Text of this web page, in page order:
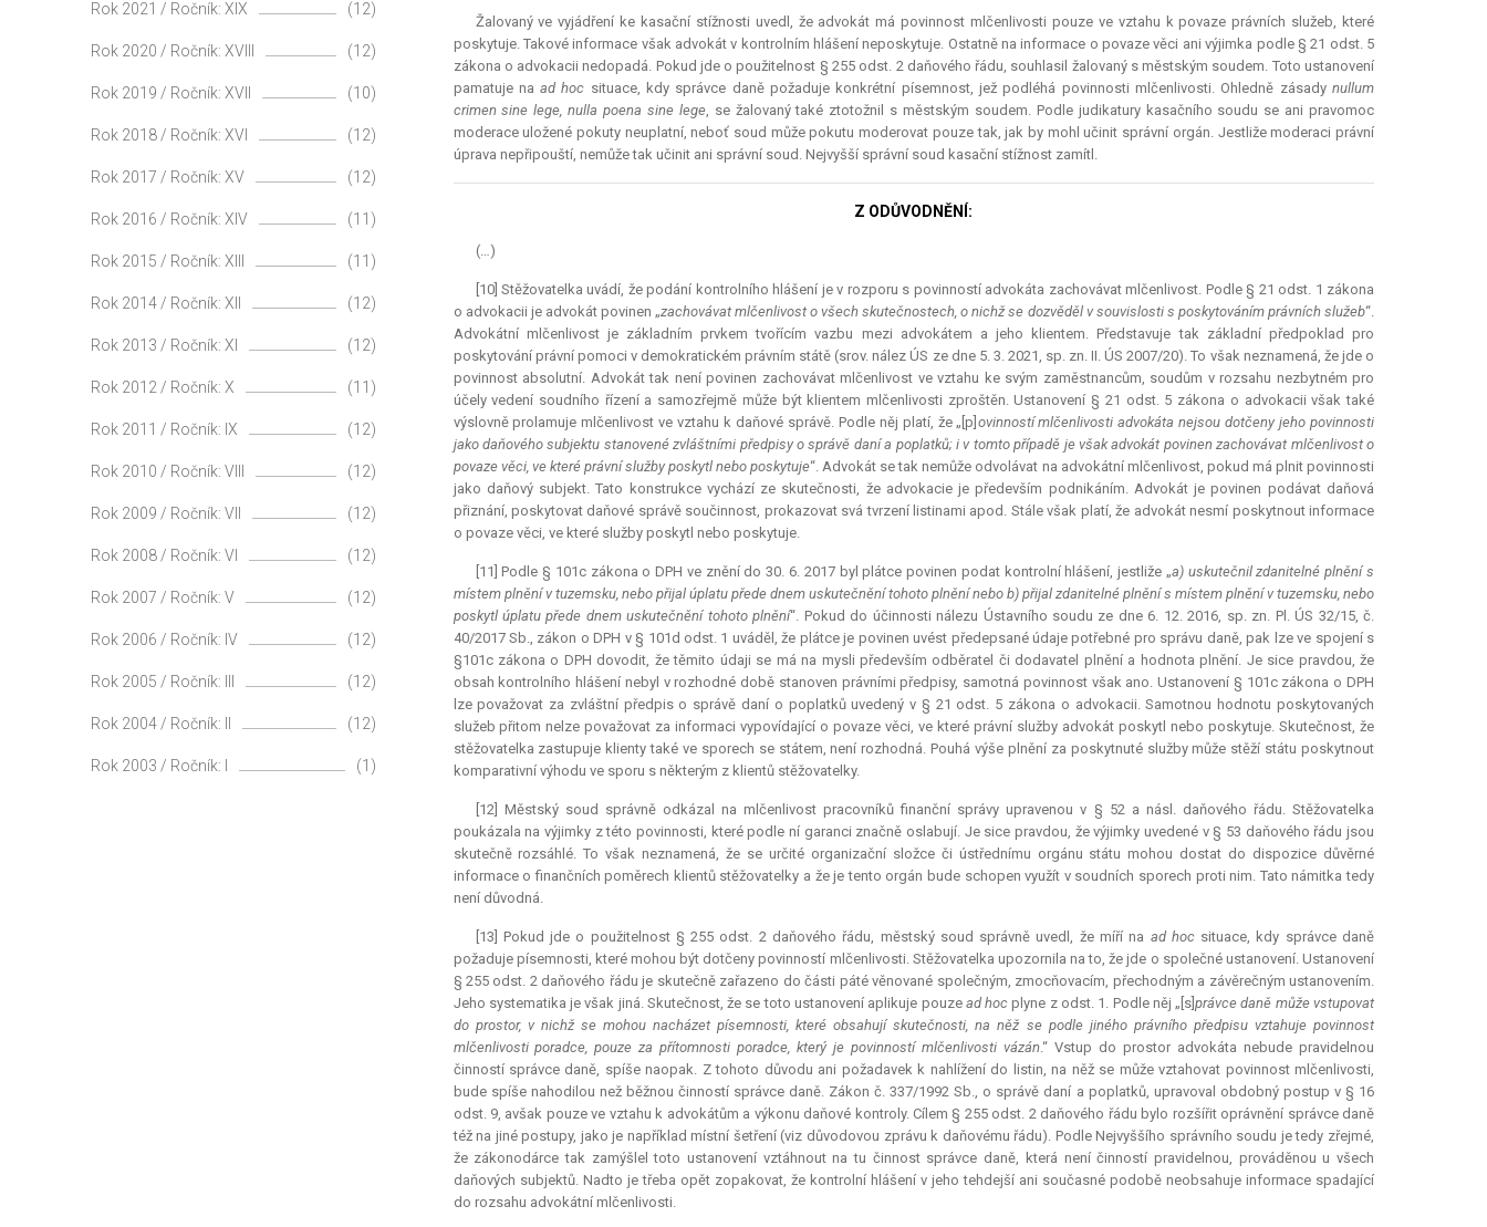
Žalovaný ve vyjádření ke kasační stížnosti uvedl, že advokát má povinnost mlčenlivosti pouze ve vztahu k povaze právních služeb, které
poskytuje. Takové informace však advokát v kontrolním hlášení neposkytuje. Ostatně na informace o povaze věci ani výjimka podle § 21 odst. 5
zákona o advokacii nedopadá. Pokud jde o použitelnost § 255 odst. 2 daňového řádu, souhlasil žalovaný s městským soudem. Toto ustanovení
pamatuje naad hoc situace, kdy správce daně požaduje konkrétní písemnost, jež podléhá povinnosti mlčenlivosti. Ohledně zásadynullum
crimen sine lege,nulla poena sine lege, se žalovaný také ztotožnil s městským soudem. Podle judikatury kasačního soudu se ani pravomoc
moderace uložené pokuty neuplatní, neboť soud může pokutu moderovat pouze tak, jak by mohl učinit správní orgán. Jestliže moderaci právní
úprava nepřipouští, nemůže tak učinit ani správní soud. Nejvyšší správní soud kasační stížnost zamítl.
Z ODŮVODNĚNÍ:
(…)
[10] Stěžovatelka uvádí, že podání kontrolního hlášení je v rozporu s povinností advokáta zachovávat mlčenlivost. Podle § 21 odst. 1 zákona
o advokacii je advokát povinen „zachovávat mlčenlivost o všech skutečnostech, o nichž se dozvěděl v souvislosti s poskytováním právních služeb“.
Advokátní mlčenlivost je základním prvkem tvořícím vazbu mezi advokátem a jeho klientem. Představuje tak základní předpoklad pro
poskytování právní pomoci v demokratickém právním státě (srov. nález ÚS ze dne 5. 3. 2021, sp. zn. II. ÚS 2007/20). To však neznamená, že jde o
povinnost absolutní. Advokát tak není povinen zachovávat mlčenlivost ve vztahu ke svým zaměstnancům, soudům v rozsahu nezbytném pro
účely vedení soudního řízení a samozřejmě může být klientem mlčenlivosti zproštěn. Ustanovení § 21 odst. 5 zákona o advokacii však také
výslovně prolamuje mlčenlivost ve vztahu k daňové správě. Podle něj platí, že „[p] ovinností mlčenlivosti advokáta nejsou dotčeny jeho povinnosti
jako daňového subjektu stanovené zvláštními předpisy o správě daní a poplatků; i v tomto případě je však advokát povinen zachovávat mlčenlivost o
povaze věci, ve které právní služby poskytl nebo poskytuje“. Advokát se tak nemůže odvolávat na advokátní mlčenlivost, pokud má plnit povinnosti
jako daňový subjekt. Tato konstrukce vychází ze skutečnosti, že advokacie je především podnikáním. Advokát je povinen podávat daňová
přiznání, poskytovat daňové správě součinnost, prokazovat svá tvrzení listinami apod. Stále však platí, že advokát nesmí poskytnout informace
o povaze věci, ve které služby poskytl nebo poskytuje.
[11] Podle § 101c zákona o DPH ve znění do 30. 6. 2017 byl plátce povinen podat kontrolní hlášení, jestliže „a) uskutečnil zdanitelné plnění s
místem plnění v tuzemsku, nebo přijal úplatu přede dnem uskutečnění tohoto plnění nebo b) přijal zdanitelné plnění s místem plnění v tuzemsku, nebo
poskytl úplatu přede dnem uskutečnění tohoto plnění“. Pokud do účinnosti nálezu Ústavního soudu ze dne 6. 12. 2016, sp. zn. Pl. ÚS 32/15, č.
40/2017 Sb., zákon o DPH v § 101d odst. 1 uváděl, že plátce je povinen uvést předepsané údaje potřebné pro správu daně, pak lze ve spojení s
§101c zákona o DPH dovodit, že těmito údaji se má na mysli především odběratel či dodavatel plnění a hodnota plnění. Je sice pravdou, že
obsah kontrolního hlášení nebyl v rozhodné době stanoven právními předpisy, samotná povinnost však ano. Ustanovení § 101c zákona o DPH
lze považovat za zvláštní předpis o správě daní o poplatků uvedený v § 21 odst. 5 zákona o advokacii. Samotnou hodnotu poskytovaných
služeb přitom nelze považovat za informaci vypovídající o povaze věci, ve které právní služby advokát poskytl nebo poskytuje. Skutečnost, že
stěžovatelka zastupuje klienty také ve sporech se státem, není rozhodná. Pouhá výše plnění za poskytnuté služby může stěží státu poskytnout
komparativnívýhodu ve sporu s některým z klientů stěžovatelky.
[12] Městský soud správně odkázal na mlčenlivost pracovníků finanční správy upravenou v § 52 a násl. daňového řádu. Stěžovatelka
poukázala na výjimky z této povinnosti, které podle ní garanci značně oslabují. Je sice pravdou, že výjimky uvedené v § 53 daňového řádu jsou
skutečně rozsáhlé. To však neznamená, že se určité organizační složce či ústřednímu orgánu státu mohou dostat do dispozice důvěrné
informace o finančních poměrech klientů stěžovatelky a že je tento orgán bude schopen využít v soudních sporech proti nim. Tato námitka tedy
není důvodná.
[13] Pokud jde o použitelnost § 255 odst. 2 daňového řádu, městský soud správně uvedl, že míří na ad hoc situace, kdy správce daně
požaduje písemnosti, které mohou být dotčeny povinností mlčenlivosti. Stěžovatelka upozornila na to, že jde o společné ustanovení. Ustanovení
§ 255 odst. 2 daňového řádu je skutečně zařazeno do části páté věnované společným, zmocňovacím, přechodným a závěrečným ustanovením.
Jeho systematika je však jiná. Skutečnost, že se toto ustanovení aplikuje pouze ad hoc plyne z odst. 1. Podle něj „[s]právce daně může vstupovat
do prostor, v nichž se mohou nacházet písemnosti, které obsahují skutečnosti, na něž se podle jiného právního předpisu vztahuje povinnost
mlčenlivosti poradce, pouze za přítomnosti poradce, který je povinností mlčenlivosti vázán.“ Vstup do prostor advokáta nebude pravidelnou
činností správce daně, spíše naopak. Z tohoto důvodu ani požadavek k nahlížení do listin, na něž se může vztahovat povinnost mlčenlivosti,
bude spíše nahodilou než běžnou činností správce daně. Zákon č. 337/1992 Sb., o správě daní a poplatků, upravoval obdobný postup v § 16
odst. 9, avšak pouze ve vztahu k advokátům a výkonu daňové kontroly. Cílem § 255 odst. 2 daňového řádu bylo rozšířit oprávnění správce daně
též na jiné postupy, jako je například místní šetření (viz důvodovou zprávu k daňovému řádu). Podle Nejvyššího správního soudu je tedy zřejmé,
že zákonodárce tak zamýšlel toto ustanovení vztáhnout na tu činnost správce daně, která není činností pravidelnou, prováděnou u všech
daňových subjektů. Nadto je třeba opět zopakovat, že kontrolní hlášení v jeho tehdejší ani současné podobě neobsahuje informace spadající
do rozsahu advokátní mlčenlivosti.
Rok 2021 / Ročník: XIX (12)
Rok 2020 / Ročník: XVIII (12)
Rok 2019 / Ročník: XVII (10)
Rok 2018 / Ročník: XVI (12)
Rok 2017 / Ročník: XV (12)
Rok 2016 / Ročník: XIV (11)
Rok 2015 / Ročník: XIII (11)
Rok 2014 / Ročník: XII (12)
Rok 2013 / Ročník: XI (12)
Rok 2012 / Ročník: X (11)
Rok 2011 / Ročník: IX (12)
Rok 2010 / Ročník: VIII (12)
Rok 2009 / Ročník: VII (12)
Rok 2008 / Ročník: VI (12)
Rok 2007 / Ročník: V (12)
Rok 2006 / Ročník: IV (12)
Rok 2005 / Ročník: III (12)
Rok 2004 / Ročník: II (12)
Rok 2003 / Ročník: I (1)